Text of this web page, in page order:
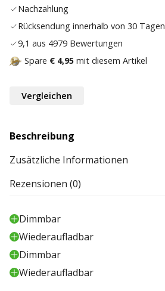
Nachzahlung
Rücksendung innerhalb von 30 Tagen
9,1 aus 4979 Bewertungen
Spare € 4,95 mit diesem Artikel
Vergleichen
Beschreibung
Zusätzliche Informationen
Rezensionen (0)
Dimmbar
Wiederaufladbar
Dimmbar
Wiederaufladbar